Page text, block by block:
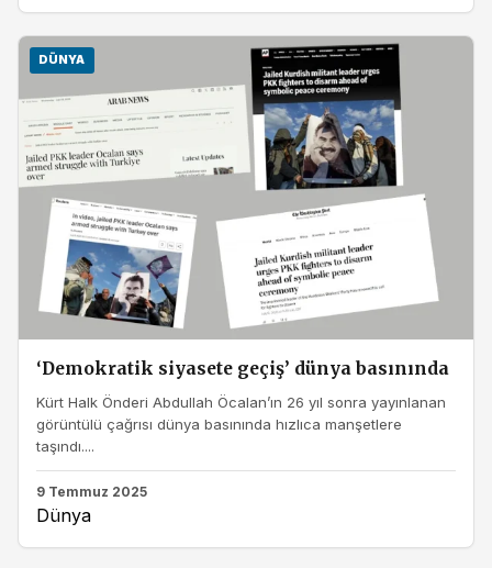
DÜNYA
‘Demokratik siyasete geçiş’ dünya basınında
Kürt Halk Önderi Abdullah Öcalan’ın 26 yıl sonra yayınlanan
görüntülü çağrısı dünya basınında hızlıca manşetlere
taşındı....
9 Temmuz 2025
Dünya